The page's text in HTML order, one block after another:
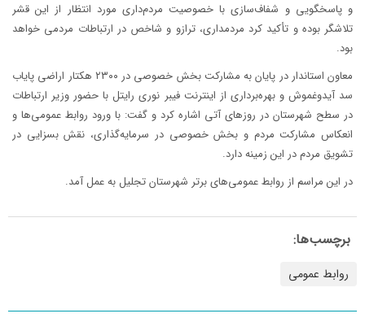
و پاسخگویی و شفاف‌سازی با خصوصیت مردم‌داری مورد انتظار از این قشر
تلاشگر بوده و تأکید کرد مردمداری، ترازو و شاخص در ارتباطات مردمی خواهد
بود.
معاون استاندار در پایان به مشارکت بخش خصوصی در ۲۳۰۰ هکتار اراضی پایاب
سد آیدوغموش و بهره‌برداری از اینترنت فیبر نوری رایتل با حضور وزیر ارتباطات
در سطح شهرستان در روزهای آتی اشاره کرد و گفت: با ورود روابط عمومی‌ها و
انعکاس مشارکت مردم و بخش خصوصی در سرمایه‌گذاری، نقش بسزایی در
تشویق مردم در این زمینه دارد.
در این مراسم از روابط عمومی‌های برتر شهرستان تجلیل به عمل آمد.
برچسب‌ها:
روابط عمومی